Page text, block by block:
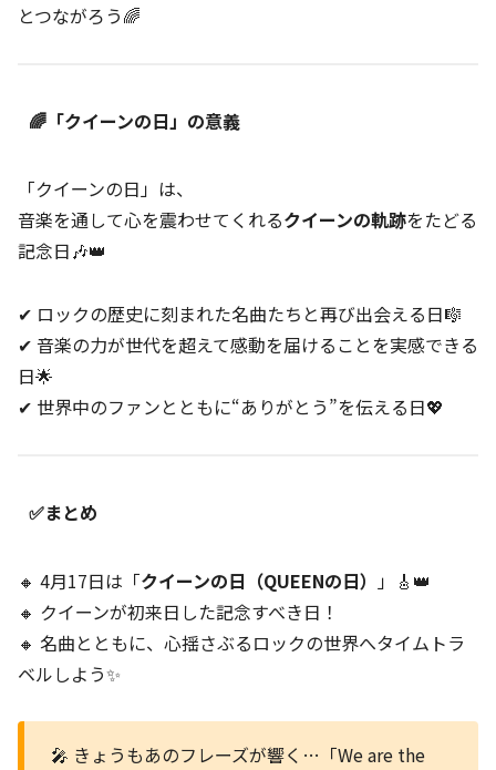
とつながろう🌈
🌈「クイーンの日」の意義
「クイーンの日」は、
音楽を通して心を震わせてくれるクイーンの軌跡をたどる
記念日🎶👑
✔ ロックの歴史に刻まれた名曲たちと再び出会える日🎼
✔ 音楽の力が世代を超えて感動を届けることを実感できる
日🌟
✔ 世界中のファンとともに“ありがとう”を伝える日💖
✅まとめ
🔸 4月17日は「クイーンの日（QUEENの日） 」🎸👑
🔸 クイーンが初来日した記念すべき日！
🔸 名曲とともに、心揺さぶるロックの世界へタイムトラ
ベルしよう✨
🎤 きょうもあのフレーズが響く…「We are the